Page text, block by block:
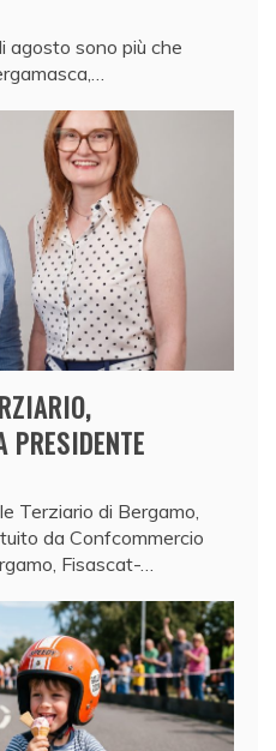
agosto sono più che
PRESIDENTE
Terziario di Bergamo,
da Confcommercio
Fisascat-…